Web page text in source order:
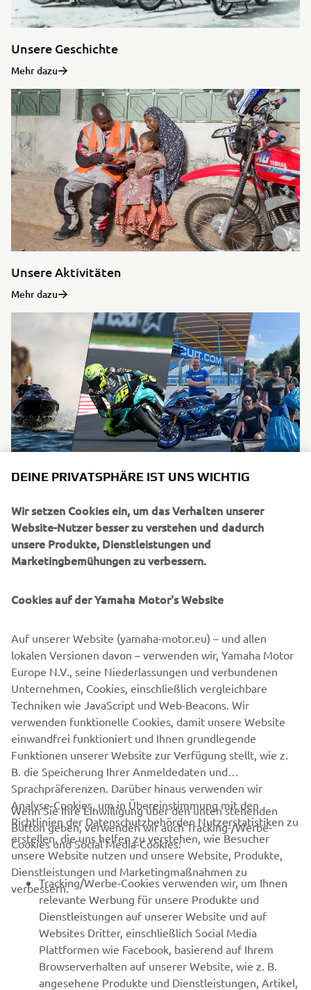
Unsere Geschichte
Mehr dazu
Unsere Aktivitäten
Mehr dazu
Mehr dazu
©Yamaha Motor Europe N.V. / Yamaha Motor Co., Ltd.
dürfen ohne die ausdrückliche schriftliche Zustimmung
von Yamaha Motor Europe N.V. und/oder Yamaha Motor
Co., Ltd. zu keiner Zeit für kommerzielle oder
nichtkommerzielle Zwecke verwendet werden.
Fahre stets verantwortungsbewusst und beachte alle
örtlichen Verkehrsvorschriften.
UNTERNEHMEN
B2B
MEHR YAMAHA
SUPPORT
DEINE PRIVATSPHÄRE IST UNS WICHTIG
Wir setzen Cookies ein, um das Verhalten unserer
Website-Nutzer besser zu verstehen und dadurch
unsere Produkte, Dienstleistungen und
Marketingbemühungen zu verbessern.
Cookies auf der Yamaha Motor's Website
Auf unserer Website (yamaha-motor.eu) – und allen
lokalen Versionen davon – verwenden wir, Yamaha Motor
Europe N.V., seine Niederlassungen und verbundenen
Unternehmen, Cookies, einschließlich vergleichbare
Techniken wie JavaScript und Web-Beacons. Wir
verwenden funktionelle Cookies, damit unsere Website
einwandfrei funktioniert und Ihnen grundlegende
Funktionen unserer Website zur Verfügung stellt, wie z.
B. die Speicherung Ihrer Anmeldedaten und
Sprachpräferenzen. Darüber hinaus verwenden wir
Analyse-Cookies, um in Übereinstimmung mit den
Richtlinien der Datenschutzbehörden Nutzerstatistiken zu
erstellen, die uns helfen zu verstehen, wie Besucher
unsere Website nutzen und unsere Website, Produkte,
Dienstleistungen und Marketingmaßnahmen zu
verbessern.
Wenn Sie Ihre Einwilligung über den unten stehenden
Button geben, verwenden wir auch Tracking-/Werbe-
Cookies und Social Media-Cookies:
Tracking/Werbe-Cookies verwenden wir, um Ihnen
relevante Werbung für unsere Produkte und
Dienstleistungen auf unserer Website und auf
Websites Dritter, einschließlich Social Media
Plattformen wie Facebook, basierend auf Ihrem
Browserverhalten auf unserer Website, wie z. B.
angesehene Produkte und Dienstleistungen, Artikel,